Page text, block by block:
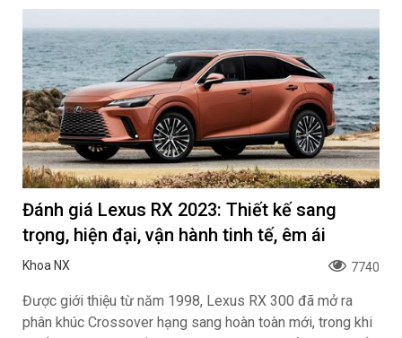
Đánh giá Lexus RX 2023: Thiết kế sang
trọng, hiện đại, vận hành tinh tế, êm ái
Khoa NX 7740
Được giới thiệu từ năm 1998, Lexus RX 300 đã mở ra
phân khúc Crossover hạng sang hoàn toàn mới, trong khi